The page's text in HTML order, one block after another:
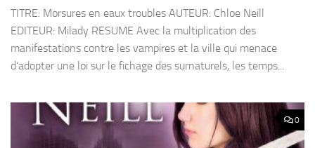
TITRE: Morsures en eaux troubles AUTEUR: Chloe Neill
EDITEUR: Milady RESUME Avec la multiplication des
manifestations contre les vampires et la ville qui menace
d’adopter une loi sur le fichage des surnaturels, les temps...
0